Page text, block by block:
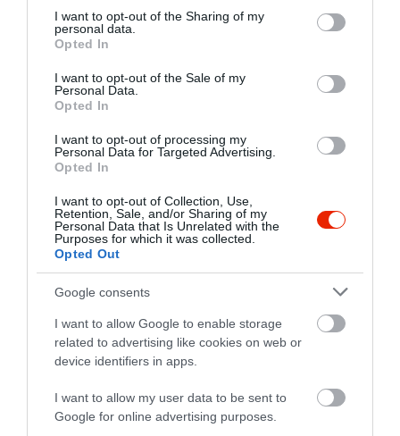
not limited to your visit or usage behaviour. You may click to
grant or deny consent to Google and its third-party tags to
use your data for below specified purposes in below Google
consent section.
I want to opt-out of the Sharing of my
personal data.
Opted In
I want to opt-out of the Sale of my
Personal Data.
Opted In
I want to opt-out of processing my
Personal Data for Targeted Advertising.
Opted In
I want to opt-out of Collection, Use,
Retention, Sale, and/or Sharing of my
Personal Data that Is Unrelated with the
Purposes for which it was collected.
Opted Out
Google consents
I want to allow Google to enable storage
related to advertising like cookies on web or
device identifiers in apps.
I want to allow my user data to be sent to
Google for online advertising purposes.
Értékelések